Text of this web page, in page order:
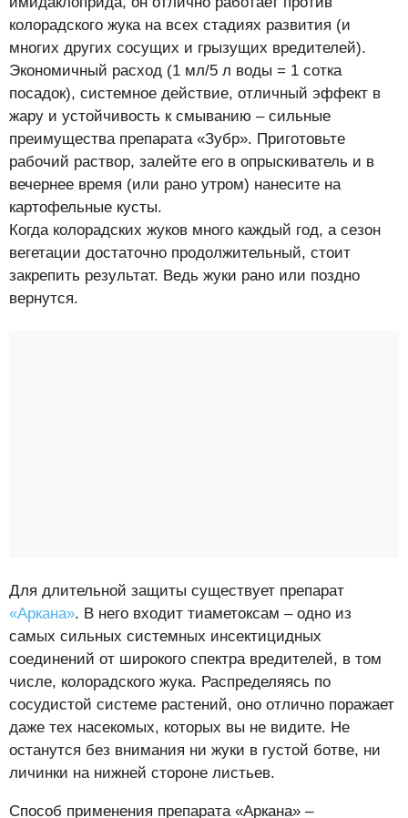
колорадского жука на всех стадиях развития (и
многих других сосущих и грызущих вредителей).
Экономичный расход (1 мл/5 л воды = 1 сотка
посадок), системное действие, отличный эффект в
жару и устойчивость к смыванию – сильные
преимущества препарата «Зубр». Приготовьте
рабочий раствор, залейте его в опрыскиватель и в
вечернее время (или рано утром) нанесите на
картофельные кусты.
Когда колорадских жуков много каждый год, а сезон
вегетации достаточно продолжительный, стоит
закрепить результат. Ведь жуки рано или поздно
вернутся.
Для длительной защиты существует препарат
«Аркана». В него входит тиаметоксам – одно из
самых сильных системных инсектицидных
соединений от широкого спектра вредителей, в том
числе, колорадского жука. Распределяясь по
сосудистой системе растений, оно отлично поражает
даже тех насекомых, которых вы не видите. Не
останутся без внимания ни жуки в густой ботве, ни
личинки на нижней стороне листьев.
Способ применения препарата «Аркана» –